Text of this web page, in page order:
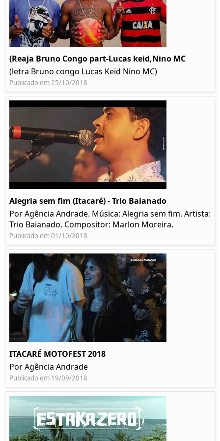
(Reaja Bruno Congo part-Lucas keid,Nino MC
(letra Bruno congo Lucas Keid Nino MC)
Publicado em 25/10/2018
Alegria sem fim (Itacaré) - Trio Baianado
Por Agência Andrade. Música: Alegria sem fim. Artista:
Trio Baianado. Compositor: Marlon Moreira.
Publicado em 01/10/2018
ITACARÉ MOTOFEST 2018
Por Agência Andrade
Publicado em 19/09/2018